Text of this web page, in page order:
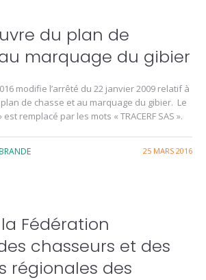
du plan de
marquage du gibier
modifie l’arrêté du 22 janvier 2009 relatif à
de chasse et au marquage du gibier. Le
remplacé par les mots « TRACERF SAS ».
25 MARS 2016
Fédération
chasseurs et des
régionales des